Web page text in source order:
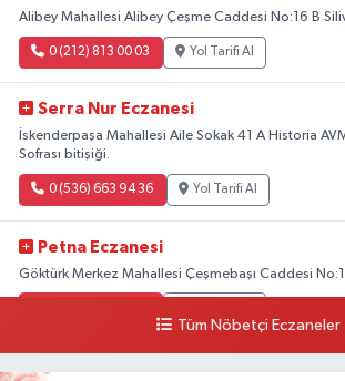
Alibey Mahallesi Alibey Çeşme Caddesi No:16 B
0 (212) 813 00 03 Yol Tarifi Al
Serra Nur Eczanesi
İskenderpaşa Mahallesi Aile Sokak 41 A Historia
Sofrası bitişiği.
0 (536) 663 94 36 Yol Tarifi Al
Petna Eczanesi
Göktürk Merkez Mahallesi Çeşmebaşı Caddesi
Tüm Nöbetçi Eczaneler